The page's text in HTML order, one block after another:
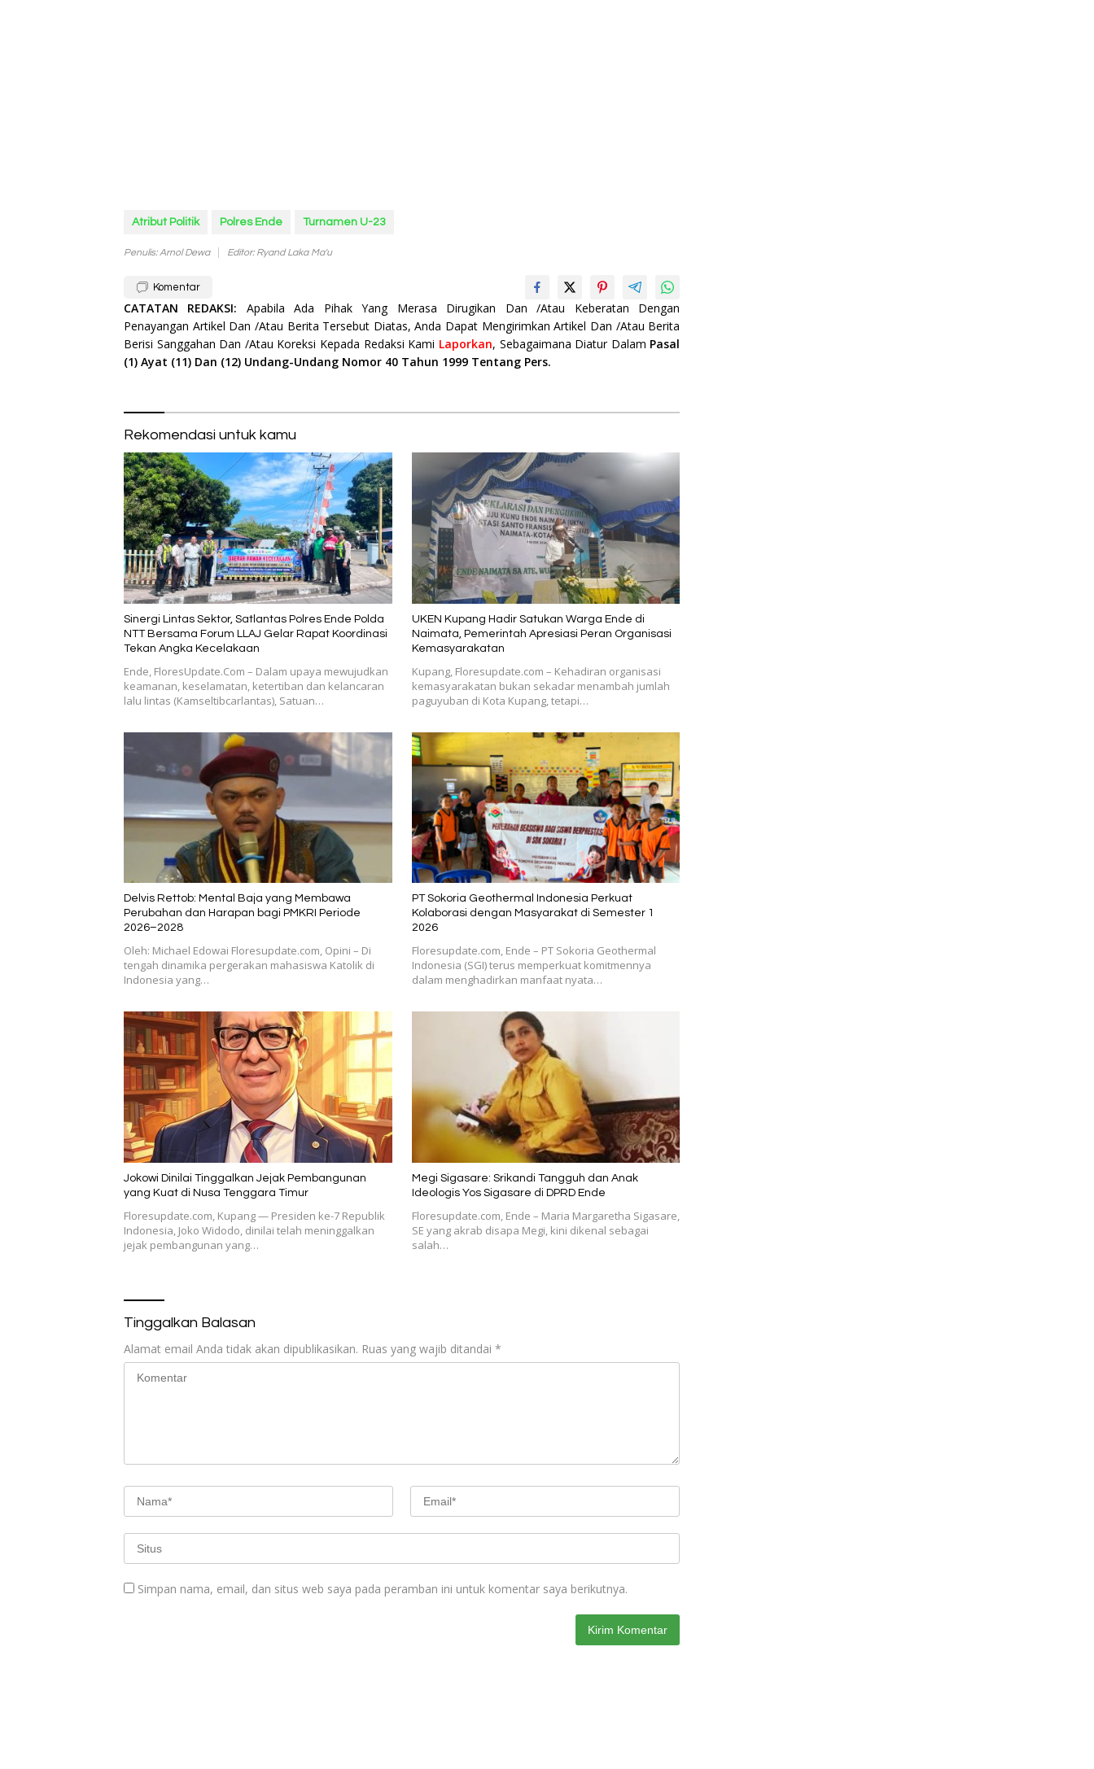
Atribut Politik Polres Ende Turnamen U-23
Penulis: Arnol Dewa Editor: Ryand Laka Ma'u
Komentar
CATATAN REDAKSI: Apabila Ada Pihak Yang Merasa Dirugikan Dan /Atau Keberatan Dengan
Penayangan Artikel Dan /Atau Berita Tersebut Diatas, Anda Dapat Mengirimkan Artikel Dan /Atau Berita
Berisi Sanggahan Dan /Atau Koreksi Kepada Redaksi Kami Laporkan, Sebagaimana Diatur Dalam Pasal
(1) Ayat (11) Dan (12) Undang-Undang Nomor 40 Tahun 1999 Tentang Pers.
Rekomendasi untuk kamu
Sinergi Lintas Sektor, Satlantas Polres Ende Polda
NTT Bersama Forum LLAJ Gelar Rapat Koordinasi
Tekan Angka Kecelakaan
​Ende, FloresUpdate.Com – Dalam upaya mewujudkan
keamanan, keselamatan, ketertiban dan kelancaran
lalu lintas (Kamseltibcarlantas), Satuan…
UKEN Kupang Hadir Satukan Warga Ende di
Naimata, Pemerintah Apresiasi Peran Organisasi
Kemasyarakatan
Kupang, Floresupdate.com – Kehadiran organisasi
kemasyarakatan bukan sekadar menambah jumlah
paguyuban di Kota Kupang, tetapi…
Delvis Rettob: Mental Baja yang Membawa
Perubahan dan Harapan bagi PMKRI Periode
2026–2028
Oleh: Michael Edowai Floresupdate.com, Opini – Di
tengah dinamika pergerakan mahasiswa Katolik di
Indonesia yang…
PT Sokoria Geothermal Indonesia Perkuat
Kolaborasi dengan Masyarakat di Semester 1
2026
Floresupdate.com, Ende – PT Sokoria Geothermal
Indonesia (SGI) terus memperkuat komitmennya
dalam menghadirkan manfaat nyata…
Jokowi Dinilai Tinggalkan Jejak Pembangunan
yang Kuat di Nusa Tenggara Timur
Floresupdate.com, Kupang — Presiden ke-7 Republik
Indonesia, Joko Widodo, dinilai telah meninggalkan
jejak pembangunan yang…
Megi Sigasare: Srikandi Tangguh dan Anak
Ideologis Yos Sigasare di DPRD Ende
Floresupdate.com, Ende – Maria Margaretha Sigasare,
SE yang akrab disapa Megi, kini dikenal sebagai
salah…
Tinggalkan Balasan
Alamat email Anda tidak akan dipublikasikan. Ruas yang wajib ditandai *
Simpan nama, email, dan situs web saya pada peramban ini untuk komentar saya berikutnya.